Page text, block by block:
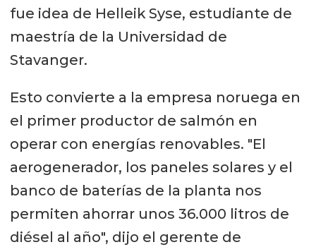
fue idea de Helleik Syse, estudiante de
maestría de la Universidad de
Stavanger.
Esto convierte a la empresa noruega en
el primer productor de salmón en
operar con energías renovables. "El
aerogenerador, los paneles solares y el
banco de baterías de la planta nos
permiten ahorrar unos 36.000 litros de
diésel al año", dijo el gerente de